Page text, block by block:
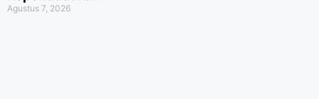
Agustus 7, 2026